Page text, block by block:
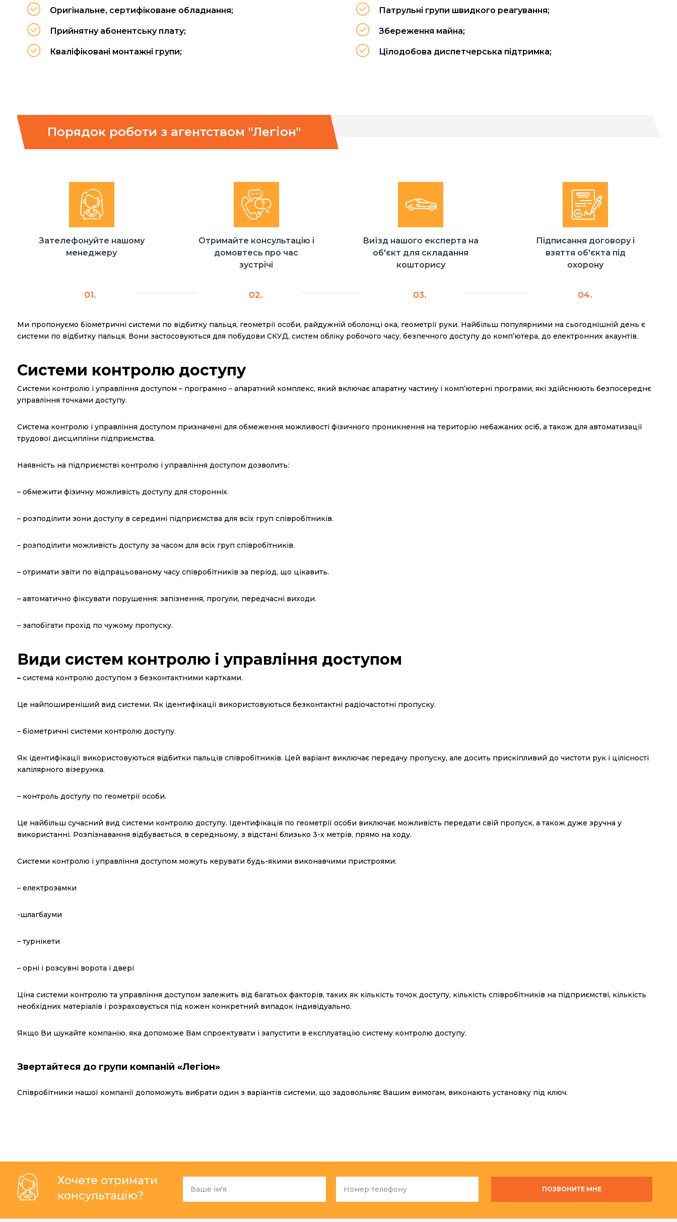
Оригінальне, сертифіковане обладнання;
Прийнятну абонентську плату;
Кваліфіковані монтажні групи;
Патрульні групи швидкого реагування;
Збереження майна;
Цілодобова диспетчерська підтримка;
Порядок роботи з агентством "Легіон"
Зателефонуйте нашому
менеджеру
01.
Отримайте консультацію і
домовтесь про час
зустрічі
02.
Виїзд нашого експерта на
об'єкт для складання
кошторису
03.
Підписання договору і
взяття об'єкта під
охорону
04.
Ми пропонуємо біометричні системи по відбитку пальця, геометрії особи, райдужній оболонці ока, геометрії руки. Найбільш популярними на сьогоднішній день є
системи по відбитку пальця. Вони застосовуються для побудови СКУД, систем обліку робочого часу, безпечного доступу до комп’ютера, до електронних акаунтів.
Системи контролю доступу
Системи контролю і управління доступом – програмно – апаратний комплекс, який включає апаратну частину і комп’ютерні програми, які здійснюють безпосереднє
управління точками доступу.
Система контролю і управління доступом призначені для обмеження можливості фізичного проникнення на територію небажаних осіб, а також для автоматизації
трудової дисципліни підприємства.
Наявність на підприємстві контролю і управління доступом дозволить:
– обмежити фізичну можливість доступу для сторонніх.
– розподілити зони доступу в середині підприємства для всіх груп співробітників.
– розподілити можливість доступу за часом для всіх груп співробітників.
– отримати звіти по відпрацьованому часу співробітників за період, що цікавить.
– автоматично фіксувати порушення: запізнення, прогули, передчасні виходи.
– запобігати прохід по чужому пропуску.
Види систем контролю і управління доступом
– система контролю доступом з безконтактними картками.
Це найпоширеніший вид системи. Як ідентифікації використовуються безконтактні радіочастотні пропуску.
– біометричні системи контролю доступу.
Як ідентифікації використовуються відбитки пальців співробітників. Цей варіант виключає передачу пропуску, але досить прискіпливий до чистоти рук і цілісності
капілярного візерунка.
– контроль доступу по геометрії особи.
Це найбільш сучасний вид системи контролю доступу. Ідентифікація по геометрії особи виключає можливість передати свій пропуск, а також дуже зручна у
використанні. Розпізнавання відбувається, в середньому, з відстані близько 3-х метрів, прямо на ходу.
Системи контролю і управління доступом можуть керувати будь-якими виконавчими пристроями:
– електрозамки
-шлагбауми
– турнікети
– орні і розсувні ворота і двері
Ціна системи контролю та управління доступом залежить від багатьох факторів, таких як кількість точок доступу, кількість співробітників на підприємстві, кількість
необхідних матеріалів і розраховується під кожен конкретний випадок індивідуально.
Якщо Ви шукайте компанію, яка допоможе Вам спроектувати і запустити в експлуатацію систему контролю доступу.
Звертайтеся до групи компаній «Легіон»
Співробітники нашої компанії допоможуть вибрати один з варіантів системи, що задовольняє Вашим вимогам, виконають установку під ключ.
Хочете отримати
консультацію?
ПОЗВОНИТЕ МНЕ